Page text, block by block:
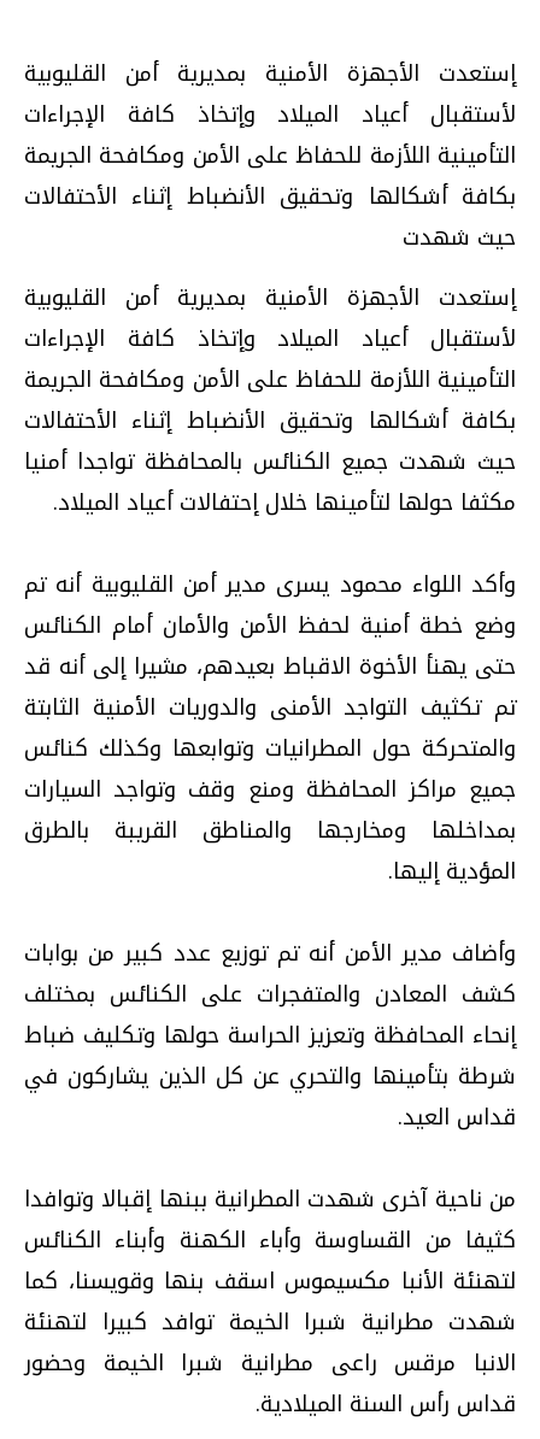
إستعدت الأجهزة الأمنية بمديرية أمن القليوبية
لأستقبال أعياد الميلاد وإتخاذ كافة الإجراءات
التأمينية اللأزمة للحفاظ على الأمن ومكافحة الجريمة
بكافة أشكالها وتحقيق الأنضباط إثناء الأحتفالات
حيث شهدت
إستعدت الأجهزة الأمنية بمديرية أمن القليوبية
لأستقبال أعياد الميلاد وإتخاذ كافة الإجراءات
التأمينية اللأزمة للحفاظ على الأمن ومكافحة الجريمة
بكافة أشكالها وتحقيق الأنضباط إثناء الأحتفالات
حيث شهدت جميع الكنائس بالمحافظة تواجدا أمنيا
مكثفا حولها لتأمينها خلال إحتفالات أعياد الميلاد.
وأكد اللواء محمود يسرى مدير أمن القليوبية أنه تم
وضع خطة أمنية لحفظ الأمن والأمان أمام الكنائس
حتى يهنأ الأخوة الاقباط بعيدهم، مشيرا إلى أنه قد
تم تكثيف التواجد الأمنى والدوريات الأمنية الثابتة
والمتحركة حول المطرانيات وتوابعها وكذلك كنائس
جميع مراكز المحافظة ومنع وقف وتواجد السيارات
بمداخلها ومخارجها والمناطق القريبة بالطرق
المؤدية إليها.
وأضاف مدير الأمن أنه تم توزيع عدد كبير من بوابات
كشف المعادن والمتفجرات على الكنائس بمختلف
إنحاء المحافظة وتعزيز الحراسة حولها وتكليف ضباط
شرطة بتأمينها والتحري عن كل الذين يشاركون في
قداس العيد.
من ناحية آخرى شهدت المطرانية ببنها إقبالا وتوافدا
كثيفا من القساوسة وأباء الكهنة وأبناء الكنائس
لتهنئة الأنبا مكسيموس اسقف بنها وقويسنا، كما
شهدت مطرانية شبرا الخيمة توافد كبيرا لتهنئة
الانبا مرقس راعى مطرانية شبرا الخيمة وحضور
قداس رأس السنة الميلادية.